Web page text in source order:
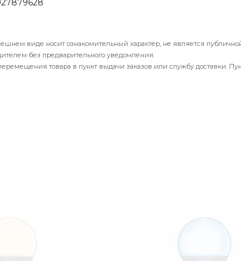
виде носит ознакомительный характер, не является
без предварительного уведомления.
товара в пункт выдачи заказов или службу доставки.